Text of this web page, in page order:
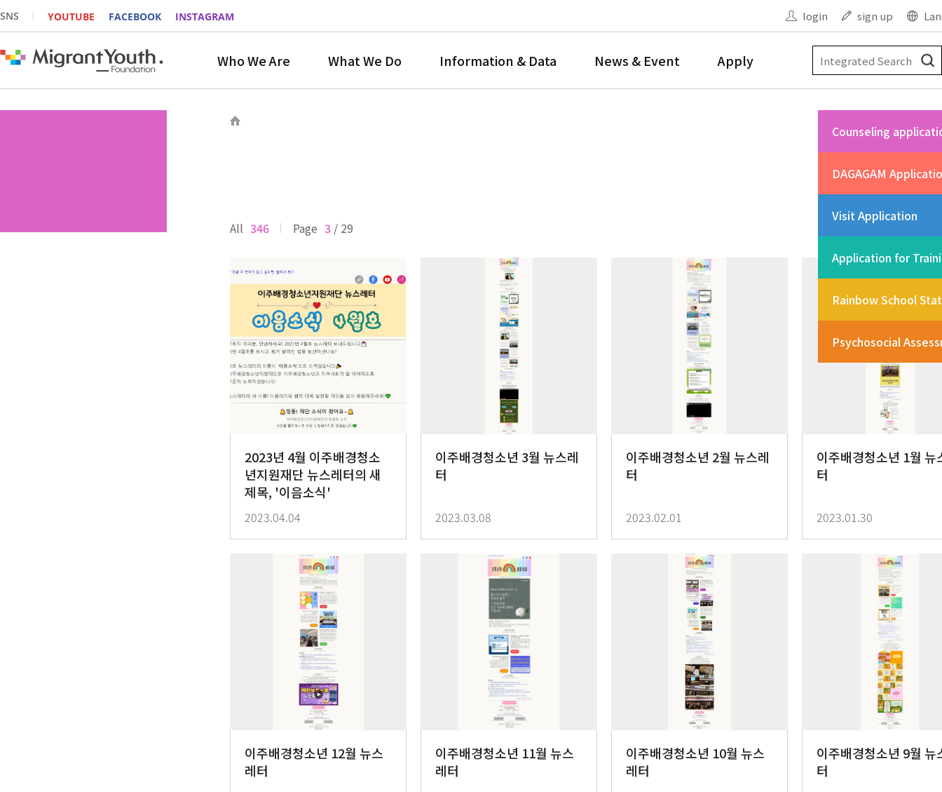
SNS YOUTUBE FACEBOOK INSTAGRAM login sign up
Who We Are What We Do Information & Data News & Event Apply
Counseling
DAGAGAM
Visit Application
Application for
Rainbow School
Psychosocial
All 346 Page 3 / 29
2023년 4월 이주배경청소
년지원재단 뉴스레터의 새
제목, '이음소식'
2023.04.04
이주배경청소년 3월 뉴스레
터
2023.03.08
이주배경청소년 2월 뉴스레
터
2023.02.01
이주배경청소년 1월 뉴
터
2023.01.30
이주배경청소년 12월 뉴스
레터
이주배경청소년 11월 뉴스
레터
이주배경청소년 10월 뉴스
레터
이주배경청소년 9월 뉴
터